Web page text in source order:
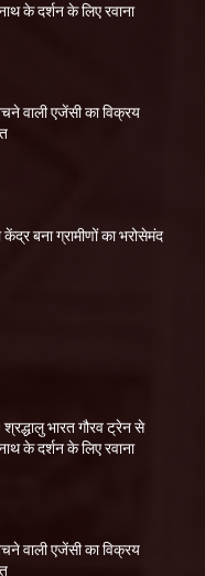
के दर्शन के लिए रवाना
वाली एजेंसी का विक्रय
बना ग्रामीणों का भरोसेमंद
भारत गौरव ट्रेन से
के दर्शन के लिए रवाना
वाली एजेंसी का विक्रय